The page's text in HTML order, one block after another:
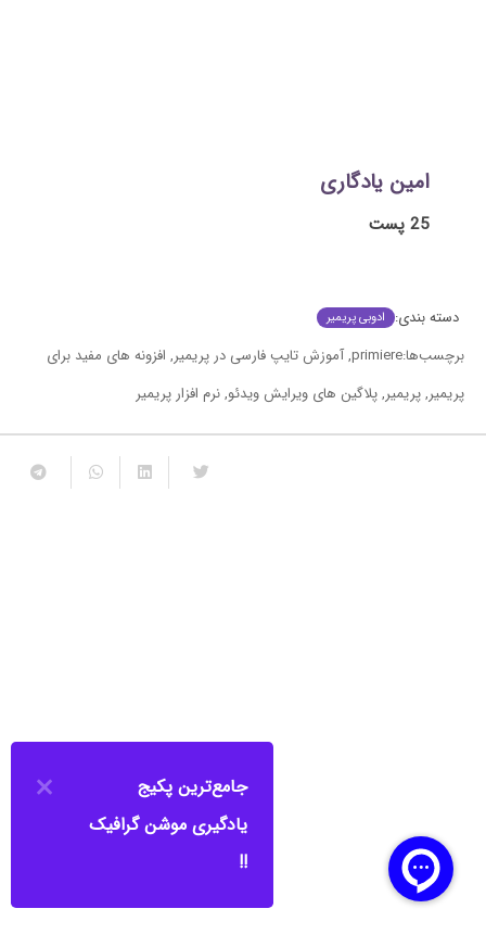
امین یادگاری
25 پست
دسته بندی: ادوبی پریمیر
برچسب‌ها:primiere
,آموزش تایپ فارسی در پریمیر, افزونه های مفید برای
پریمیر,پریمیر,پلاگین های ویرایش ویدئو,نرم افزار پریمیر
جامع‌ترین پکیج
یادگیری موشن گرافیک
!!